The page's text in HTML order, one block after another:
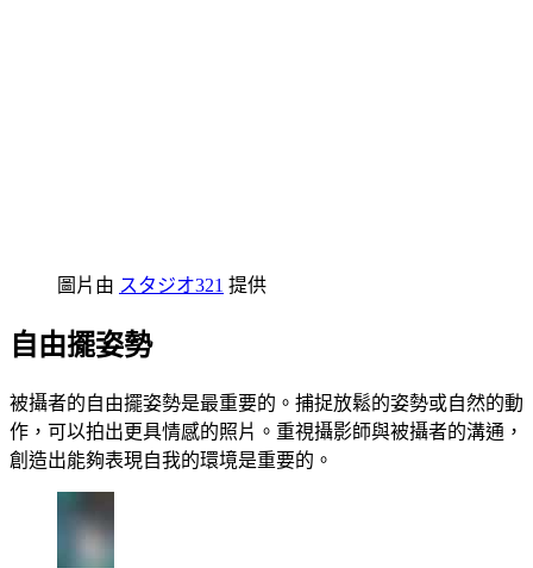
圖片由 スタジオ321 提供
自由擺姿勢
被攝者的自由擺姿勢是最重要的。捕捉放鬆的姿勢或自然的動
作，可以拍出更具情感的照片。重視攝影師與被攝者的溝通，
創造出能夠表現自我的環境是重要的。